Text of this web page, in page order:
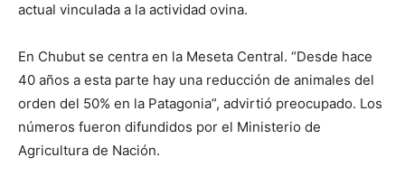
actual vinculada a la actividad ovina.
En Chubut se centra en la Meseta Central. “Desde hace
40 años a esta parte hay una reducción de animales del
orden del 50% en la Patagonia”, advirtió preocupado. Los
números fueron difundidos por el Ministerio de
Agricultura de Nación.